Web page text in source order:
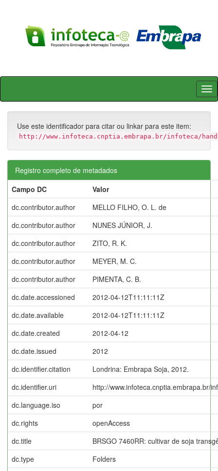
Skip
Use este identificador para citar ou linkar para este item:
http://www.infoteca.cnptia.embrapa.br/infoteca/
Registro completo de metadados
Campo DC
Valor
dc.contributor.author
MELLO FILHO, O. L. de
dc.contributor.author
NUNES JÚNIOR, J.
dc.contributor.author
ZITO, R. K.
dc.contributor.author
MEYER, M. C.
dc.contributor.author
PIMENTA, C. B.
dc.date.accessioned
2012-04-12T11:11:11Z
dc.date.available
2012-04-12T11:11:11Z
dc.date.created
2012-04-12
dc.date.issued
2012
dc.identifier.citation
Londrina: Embrapa Soja, 2012.
dc.identifier.uri
http://www.infoteca.cnptia.embrapa.br/
dc.language.iso
por
dc.rights
openAccess
dc.title
BRSGO 7460RR: cultivar de soja
dc.type
Folders